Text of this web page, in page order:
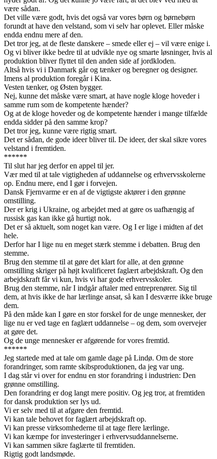
være sådan.
Det ville være godt, hvis det også var vores børn og børnebørn
forundt at have den velstand, som vi selv har oplevet. Eller måske
endda endnu mere af den.
Det tror jeg, at de fleste danskere – smede eller ej – vil være enige i.
Og vi bliver ikke bedre til at udvikle nye og smarte løsninger, hvis al
produktion bliver flyttet til den anden side af jordkloden.
Altså hvis vi i Danmark går og tænker og beregner og designer.
Imens al produktion foregår i Kina.
Vesten tænker, og Østen bygger.
Nej, kunne det måske være smart, at have nogle kloge hoveder i
samme rum som de kompetente hænder?
Og at de kloge hoveder og de kompetente hænder i mange tilfælde
endda sidder på den samme krop?
Det tror jeg, kunne være rigtig smart.
Det er sådan, de gode ideer bliver til. De ideer, der skal sikre vores
velstand i fremtiden.
******
Til slut har jeg derfor en appel til jer.
Vær med til at tale vigtigheden af uddannelse og erhvervsskolerne
op. Endnu mere, end I gør i forvejen.
Dansk Fjernvarme er en af de vigtigste aktører i den grønne
omstilling.
Der er krig i Ukraine, og arbejdet med at gøre os uafhængig af
russisk gas kan ikke gå hurtigt nok.
Det er så aktuelt, som noget kan være. Og I er lige i midten af det
hele.
Derfor har I lige nu en meget stærk stemme i debatten. Brug den
stemme.
Brug den stemme til at gøre det klart for alle, at den grønne
omstilling skriger på højt kvalificeret faglært arbejdskraft. Og den
arbejdskraft får vi kun, hvis vi har gode erhvervsskoler.
Brug den stemme, når I indgår aftaler med entreprenører. Sig til
dem, at hvis ikke de har lærlinge ansat, så kan I desværre ikke bruge
dem.
På den måde kan I gøre en stor forskel for de unge mennesker, der
lige nu er ved tage en faglært uddannelse – og dem, som overvejer
at gøre det.
Og de unge mennesker er afgørende for vores fremtid.
******
Jeg startede med at tale om gamle dage på Lindø. Om de store
forandringer, som ramte skibsproduktionen, da jeg var ung.
I dag står vi over for endnu en stor forandring i industrien: Den
grønne omstilling.
Den forandring er dog langt mere positiv. Og jeg tror, at fremtiden
for dansk produktion ser lys ud.
Vi er selv med til at afgøre den fremtid.
Vi kan tale behovet for faglært arbejdskraft op.
Vi kan presse virksomhederne til at tage flere lærlinge.
Vi kan kæmpe for investeringer i erhvervsuddannelserne.
Vi kan sammen sikre faglærte til fremtiden.
Rigtig godt landsmøde.